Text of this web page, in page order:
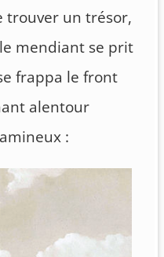
trouver un trésor,
mendiant se prit
frappa le front
alentour
: